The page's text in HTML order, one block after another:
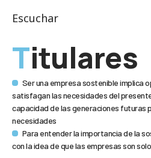
Escuchar
Titulares
Ser una empresa sostenible implica
satisfagan las necesidades del
capacidad de las generaciones futuras
necesidades
Para entender la importancia de la
con la idea de que las empresas son